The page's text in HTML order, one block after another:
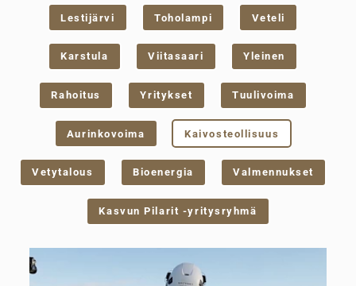
Lestijärvi Toholampi Veteli
Karstula Viitasaari Yleinen
Rahoitus Yritykset Tuulivoima
Aurinkovoima Kaivosteollisuus
Vetytalous Bioenergia Valmennukset
Kasvun Pilarit -yritysryhmä